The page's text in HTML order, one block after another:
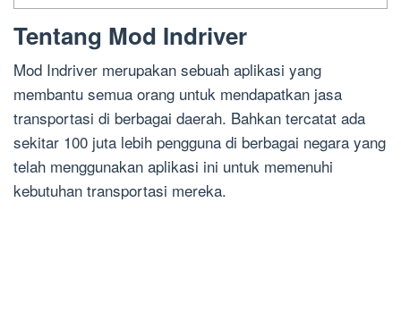
Tentang Mod Indriver
Mod Indriver merupakan sebuah aplikasi yang
membantu semua orang untuk mendapatkan jasa
transportasi di berbagai daerah. Bahkan tercatat ada
sekitar 100 juta lebih pengguna di berbagai negara yang
telah menggunakan aplikasi ini untuk memenuhi
kebutuhan transportasi mereka.